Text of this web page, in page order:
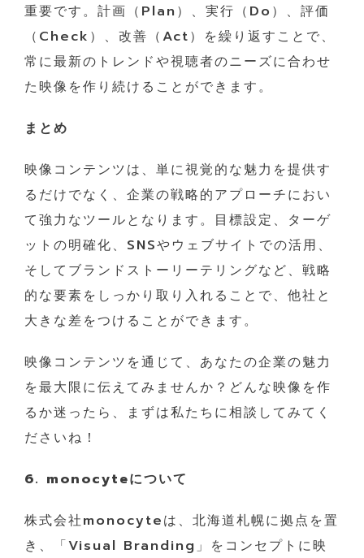
重要です。計画（Plan）、実行（Do）、評価
（Check）、改善（Act）を繰り返すことで、
常に最新のトレンドや視聴者のニーズに合わせ
た映像を作り続けることができます。
まとめ
映像コンテンツは、単に視覚的な魅力を提供す
るだけでなく、企業の戦略的アプローチにおい
て強力なツールとなります。目標設定、ターゲ
ットの明確化、SNSやウェブサイトでの活用、
そしてブランドストーリーテリングなど、戦略
的な要素をしっかり取り入れることで、他社と
大きな差をつけることができます。
映像コンテンツを通じて、あなたの企業の魅力
を最大限に伝えてみませんか？どんな映像を作
るか迷ったら、まずは私たちに相談してみてく
ださいね！
6. monocyteについて
株式会社monocyteは、北海道札幌に拠点を置
き、「Visual Branding」をコンセプトに映